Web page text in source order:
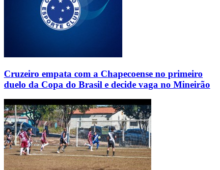
Cruzeiro empata com a Chapecoense no primeiro
duelo da Copa do Brasil e decide vaga no Mineirão